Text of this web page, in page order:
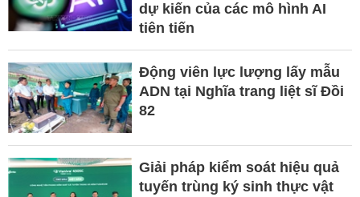
dự kiến của các mô hình AI
tiên tiến
Động viên lực lượng lấy mẫu
ADN tại Nghĩa trang liệt sĩ Đồi
82​
Giải pháp kiểm soát hiệu quả
tuyến trùng ký sinh thực vật